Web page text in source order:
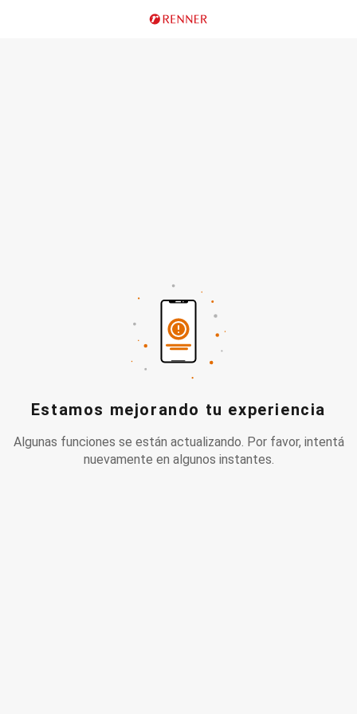
Estamos mejorando tu experiencia
Algunas funciones se están actualizando. Por favor, intentá
nuevamente en algunos instantes.